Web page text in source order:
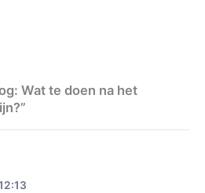
Wat te doen na het